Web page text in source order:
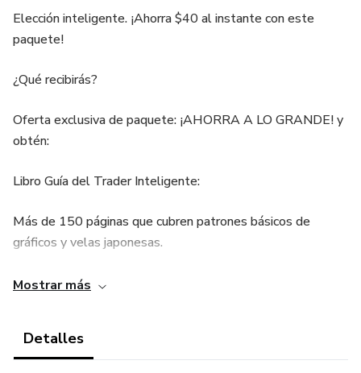
Elección inteligente. ¡Ahorra $40 al instante con este
paquete!
¿Qué recibirás?
Oferta exclusiva de paquete: ¡AHORRA A LO GRANDE! y
obtén:
Libro Guía del Trader Inteligente:
Más de 150 páginas que cubren patrones básicos de
gráficos y velas japonesas.
Libro de Conceptos de Smart Money:
Money, desde nivel principiante hasta profesional.
Mostrar más
Detalles